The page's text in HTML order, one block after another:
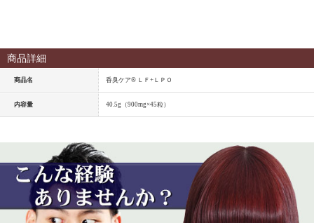
商品詳細
商品名 香臭ケア® ＬＦ+ＬＰＯ
内容量 40.5g（900mg×45粒）